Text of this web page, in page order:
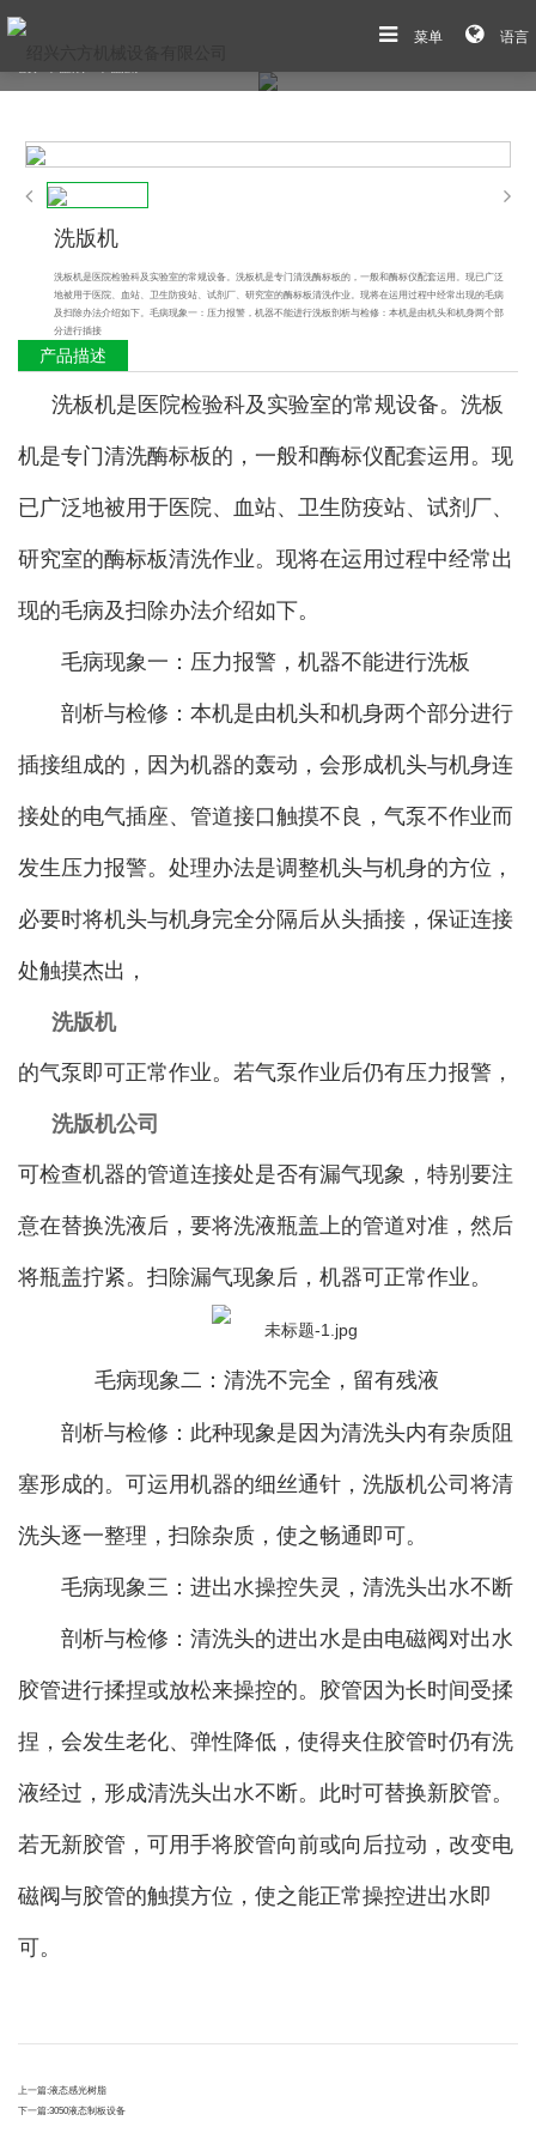
菜单 语言
洗版机
洗板机是医院检验科及实验室的常规设备。洗板机是专门清洗酶标板的，一般和酶标仪配套运用。现已广泛
地被用于医院、血站、卫生防疫站、试剂厂、研究室的酶标板清洗作业。现将在运用过程中经常出现的毛病
及扫除办法介绍如下。毛病现象一：压力报警，机器不能进行洗板剖析与检修：本机是由机头和机身两个部
分进行插接
产品描述
洗板机是医院检验科及实验室的常规设备。洗板
机是专门清洗酶标板的，一般和酶标仪配套运用。现
已广泛地被用于医院、血站、卫生防疫站、试剂厂、
研究室的酶标板清洗作业。现将在运用过程中经常出
现的毛病及扫除办法介绍如下。
毛病现象一：压力报警，机器不能进行洗板
剖析与检修：本机是由机头和机身两个部分进行
插接组成的，因为机器的轰动，会形成机头与机身连
接处的电气插座、管道接口触摸不良，气泵不作业而
发生压力报警。处理办法是调整机头与机身的方位，
必要时将机头与机身完全分隔后从头插接，保证连接
处触摸杰出，
洗版机
的气泵即可正常作业。若气泵作业后仍有压力报警，
洗版机公司
可检查机器的管道连接处是否有漏气现象，特别要注
意在替换洗液后，要将洗液瓶盖上的管道对准，然后
将瓶盖拧紧。扫除漏气现象后，机器可正常作业。
毛病现象二：清洗不完全，留有残液
剖析与检修：此种现象是因为清洗头内有杂质阻
塞形成的。可运用机器的细丝通针，洗版机公司将清
洗头逐一整理，扫除杂质，使之畅通即可。
毛病现象三：进出水操控失灵，清洗头出水不断
剖析与检修：清洗头的进出水是由电磁阀对出水
胶管进行揉捏或放松来操控的。胶管因为长时间受揉
捏，会发生老化、弹性降低，使得夹住胶管时仍有洗
液经过，形成清洗头出水不断。此时可替换新胶管。
若无新胶管，可用手将胶管向前或向后拉动，改变电
磁阀与胶管的触摸方位，使之能正常操控进出水即
可。
上一篇:液态感光树脂
下一篇:3050液态制板设备